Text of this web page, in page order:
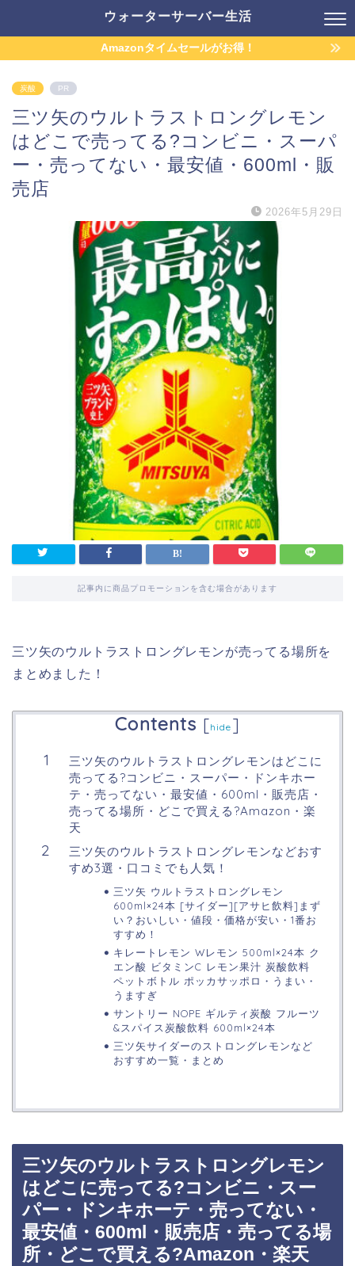
ウォーターサーバー生活
Amazonタイムセールがお得！
炭酸 PR
三ツ矢のウルトラストロングレモン
はどこで売ってる?コンビニ・スーパ
ー・売ってない・最安値・600ml・販
売店
2026年5月29日
記事内に商品プロモーションを含む場合があります
三ツ矢のウルトラストロングレモンが売ってる場所を
まとめました！
Contents [hide ]
三ツ矢のウルトラストロングレモンはどこに
売ってる?コンビニ・スーパー・ドンキホー
テ・売ってない・最安値・600ml・販売店・
売ってる場所・どこで買える?Amazon・楽
天
三ツ矢のウルトラストロングレモンなどおす
すめ3選・口コミでも人気！
三ツ矢 ウルトラストロングレモン
600ml×24本 [サイダー][アサヒ飲料]まず
い？おいしい・値段・価格が安い・1番お
すすめ！
キレートレモン Wレモン 500ml×24本 ク
エン酸 ビタミンC レモン果汁 炭酸飲料
ペットボトル ポッカサッポロ・うまい・
うますぎ
サントリー NOPE ギルティ炭酸 フルーツ
&スパイス炭酸飲料 600ml×24本
三ツ矢サイダーのストロングレモンなど
おすすめ一覧・まとめ
三ツ矢のウルトラストロングレモン
はどこに売ってる?コンビニ・スー
パー・ドンキホーテ・売ってない・
最安値・600ml・販売店・売ってる場
所・どこで買える?Amazon・楽天